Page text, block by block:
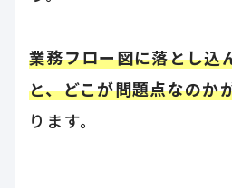
業務フロー図に落とし込
と、どこが問題点なのか
ります。